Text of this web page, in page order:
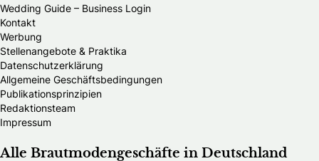
Wedding Guide – Business Login
Kontakt
Werbung
Stellenangebote & Praktika
Datenschutzerklärung
Allgemeine Geschäftsbedingungen
Publikationsprinzipien
Redaktionsteam
Impressum
Alle Brautmodengeschäfte in Deutschland